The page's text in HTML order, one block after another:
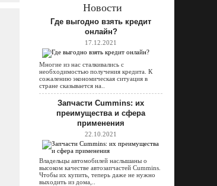
Новости
Где выгодно взять кредит
онлайн?
17.12.2021
Многие из нас сталкивались с
необходимостью получения кредита. К
сожалению экономическая ситуация в
стране сказывается на..
Запчасти Cummins: их
преимущества и сфера
применения
22.10.2021
Владельцы автомобилей наслышаны о
высоком качестве автозапчастей Cummins.
Чтобы их купить, теперь даже не нужно
выходить из дома,..